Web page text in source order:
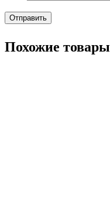
Похожие товары